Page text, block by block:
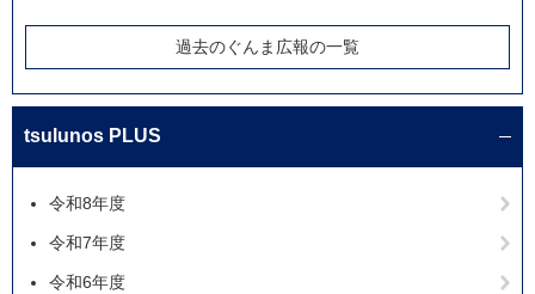
過去のぐんま広報の一覧
tsulunos PLUS
令和8年度
令和7年度
令和6年度